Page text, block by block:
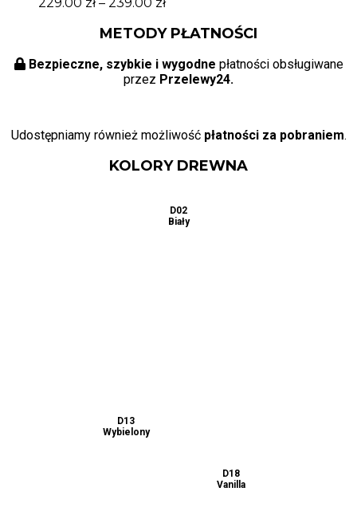
METODY PŁATNOŚCI
Bezpieczne, szybkie i wygodne płatności obsługiwane
przez Przelewy24.
Udostępniamy również możliwość płatności za pobraniem.
KOLORY DREWNA
D02
Biały
D13
Wybielony
D18
Vanilla